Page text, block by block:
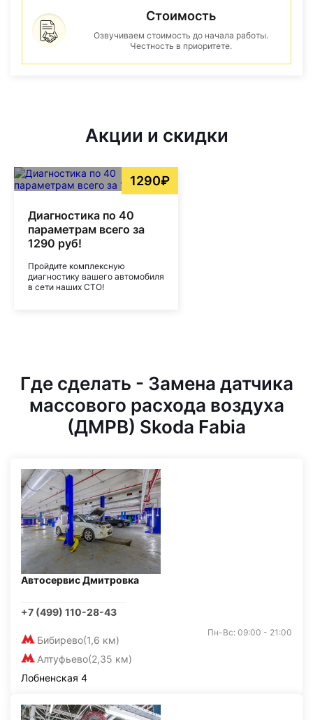
Стоимость
Озвучиваем стоимость до начала работы.
Честность в приоритете.
Акции и скидки
1290₽
Диагностика по 40
параметрам всего за
1290 руб!
Пройдите комплексную
диагностику вашего автомобиля
в сети наших СТО!
Где сделать - Замена датчика
массового расхода воздуха
(ДМРВ) Skoda Fabia
Автосервис Дмитровка
+7 (499) 110-28-43
Бибирево(1,6 км)
Алтуфьево(2,35 км)
Пн-Вс: 09:00 - 21:00
Лобненская 4